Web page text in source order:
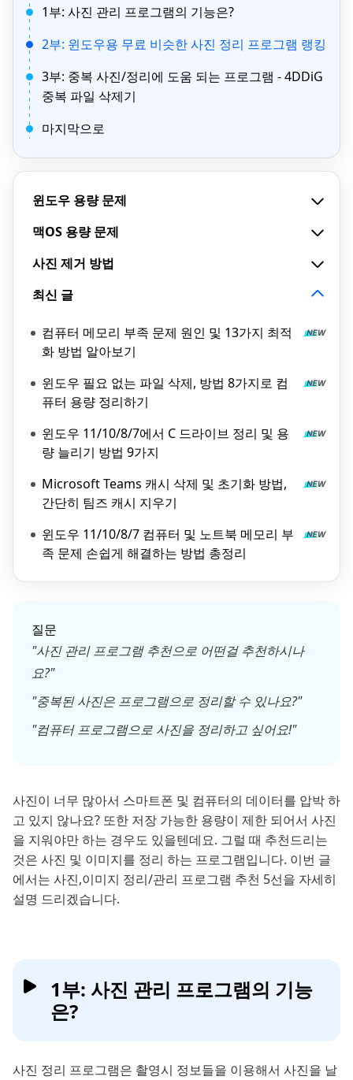
1부: 사진 관리 프로그램의 기능은?
2부: 윈도우용 무료 비슷한 사진 정리 프로그램 랭킹
3부: 중복 사진/정리에 도움 되는 프로그램 - 4DDiG
중복 파일 삭제기
마지막으로
윈도우 용량 문제
맥OS 용량 문제
사진 제거 방법
최신 글
컴퓨터 메모리 부족 문제 원인 및 13가지 최적
화 방법 알아보기
윈도우 필요 없는 파일 삭제, 방법 8가지로 컴
퓨터 용량 정리하기
윈도우 11/10/8/7에서 C 드라이브 정리 및 용
량 늘리기 방법 9가지
Microsoft Teams 캐시 삭제 및 초기화 방법,
간단히 팀즈 캐시 지우기
윈도우 11/10/8/7 컴퓨터 및 노트북 메모리 부
족 문제 손쉽게 해결하는 방법 총정리
질문
"사진 관리 프로그램 추천으로 어떤걸 추천하시나
요?"
"중복된 사진은 프로그램으로 정리할 수 있나요?"
"컴퓨터 프로그램으로 사진을 정리하고 싶어요!"
사진이 너무 많아서 스마트폰 및 컴퓨터의 데이터를 압박 하
고 있지 않나요? 또한 저장 가능한 용량이 제한 되어서 사진
을 지워야만 하는 경우도 있을텐데요. 그럴 때 추천드리는
것은 사진 및 이미지를 정리 하는 프로그램입니다. 이번 글
에서는 사진,이미지 정리/관리 프로그램 추천 5선을 자세히
설명 드리겠습니다.
1부: 사진 관리 프로그램의 기능
은?
사진 정리 프로그램은 촬영시 정보들을 이용해서 사진을 날